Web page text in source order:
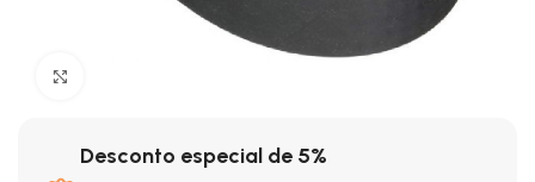
Desconto especial de 5%